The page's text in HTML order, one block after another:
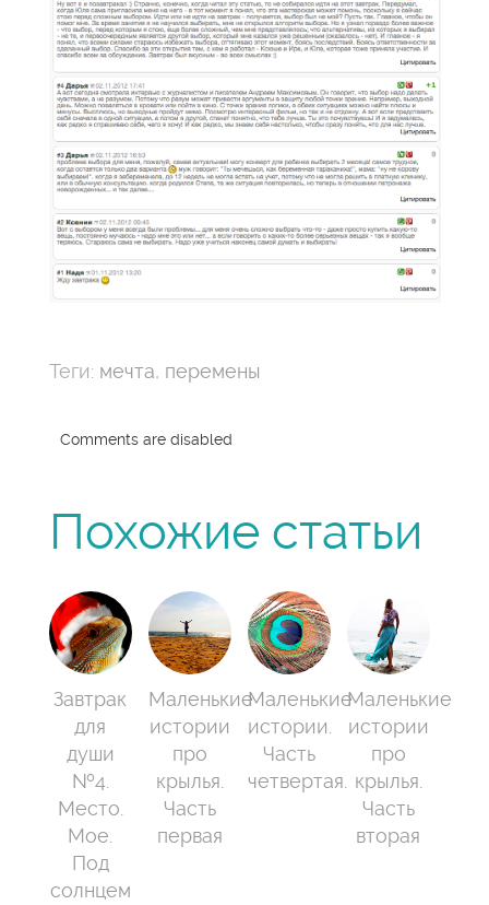
Теги: мечта, перемены
Comments are disabled
Похожие статьи
Завтрак
для
души
№4.
Место.
Мое.
Под
солнцем
Маленькие
истории
про
крылья.
Часть
первая
Маленькие
истории.
Часть
четвертая.
Маленькие
истории
про
крылья.
Часть
вторая